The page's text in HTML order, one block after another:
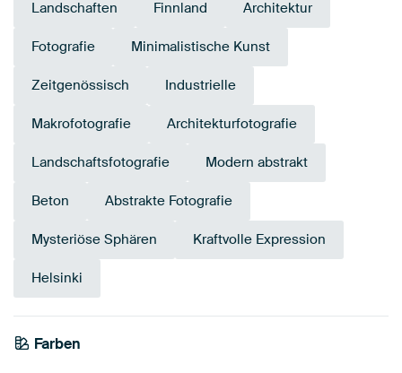
Landschaften Finnland Architektur
Fotografie Minimalistische Kunst
Zeitgenössisch Industrielle
Makrofotografie Architekturfotografie
Landschaftsfotografie Modern abstrakt
Beton Abstrakte Fotografie
Mysteriöse Sphären Kraftvolle Expression
Helsinki
Farben
Anthrazit
Blau